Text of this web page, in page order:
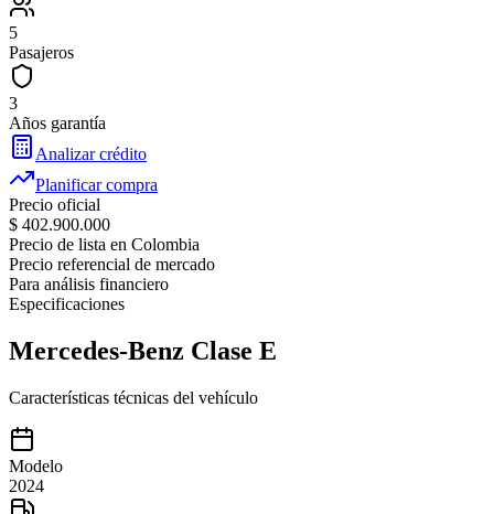
5
Pasajeros
3
Años garantía
Analizar crédito
Planificar compra
Precio oficial
$ 402.900.000
Precio de lista en Colombia
Precio referencial de mercado
Para análisis financiero
Especificaciones
Mercedes-Benz Clase E
Características técnicas del vehículo
Modelo
2024